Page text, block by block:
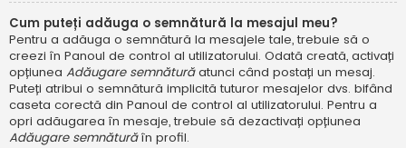
Cum puteți adăuga o semnătură la mesajul meu?
Pentru a adăuga o semnătură la mesajele tale, trebuie să o
creezi în Panoul de control al utilizatorului. Odată creată, activați
opțiunea Adăugare semnăturăatunci când postați un mesaj.
Puteți atribui o semnătură implicită tuturor mesajelor dvs. bifând
caseta corectă din Panoul de control al utilizatorului. Pentru a
opri adăugarea în mesaje, trebuie să dezactivați opțiunea
Adăugare semnăturăîn profil.